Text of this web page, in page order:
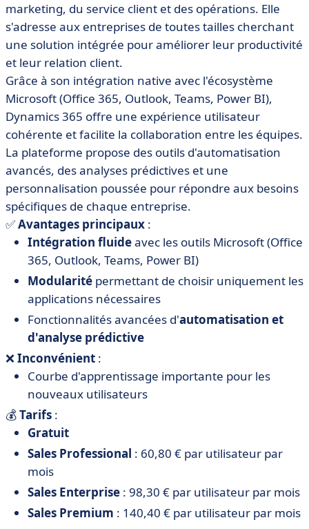
marketing, du service client et des opérations. Elle
s'adresse aux entreprises de toutes tailles cherchant
une solution intégrée pour améliorer leur productivité
et leur relation client.
Grâce à son intégration native avec l'écosystème
Microsoft (Office 365, Outlook, Teams, Power BI),
Dynamics 365 offre une expérience utilisateur
cohérente et facilite la collaboration entre les équipes.
La plateforme propose des outils d'automatisation
avancés, des analyses prédictives et une
personnalisation poussée pour répondre aux besoins
spécifiques de chaque entreprise.
✅Avantages principaux :
Intégration fluideavec les outils Microsoft (Office
365, Outlook, Teams, Power BI)
Modularité permettant de choisir uniquement les
applications nécessaires
Fonctionnalités avancées d'automatisation et
d'analyse prédictive
❌Inconvénient :
Courbe d'apprentissage importante pour les
nouveaux utilisateurs
💰Tarifs :
Gratuit
Sales Professional : 60,80 € par utilisateur par
mois
Sales Enterprise : 98,30 € par utilisateur par mois
Sales Premium : 140,40 € par utilisateur par mois